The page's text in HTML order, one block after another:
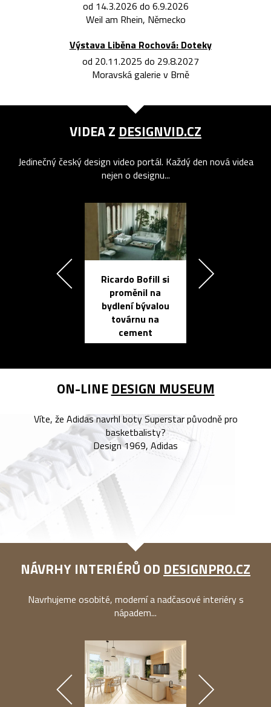
od 14.3.2026 do 6.9.2026
Weil am Rhein, Německo
Výstava Liběna Rochová: Doteky
od 20.11.2025 do 29.8.2027
Moravská galerie v Brně
VIDEA Z DESIGNVID.CZ
Jedinečný český design video portál. Každý den nová videa
nejen o designu...
Ricardo Bofill si
proměnil na
bydlení bývalou
továrnu na
cement
ON-LINE DESIGN MUSEUM
Víte, že Adidas navrhl boty Superstar původně pro
basketbalisty?
Design 1969, Adidas
NÁVRHY INTERIÉRŮ OD DESIGNPRO.CZ
Navrhujeme osobité, moderní a nadčasové interiéry s
nápadem...